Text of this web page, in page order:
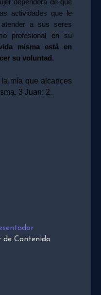
dependerá de que
actividades que le
atender a sus seres
profesional en su
misma está en
su voluntad.
mía que alcances
3 Juan: 2.
de Contenido